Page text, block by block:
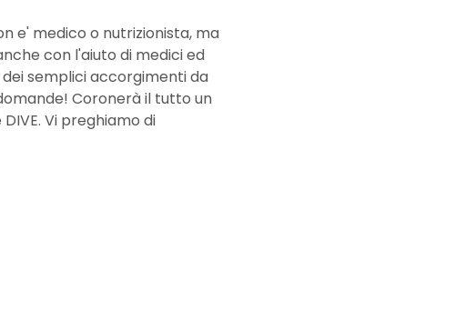
e' medico o nutrizionista, ma
con l'aiuto di medici ed
semplici accorgimenti da
Coronerà il tutto un
Vi preghiamo di